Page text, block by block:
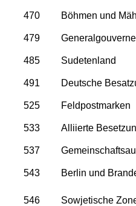
470 Böhmen und
479
485 Sudetenland
491 Deutsche
525 Feldpostmarken
533 Alliierte
537
543 Berlin und
546 Sowjetische